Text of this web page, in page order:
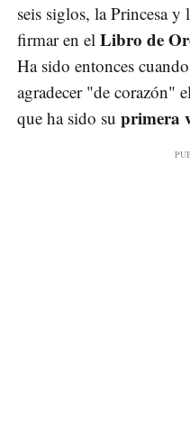
seis siglos, la Princesa y
firmar en el Libro de
Ha sido entonces
agradecer "de corazón"
que ha sido su primera